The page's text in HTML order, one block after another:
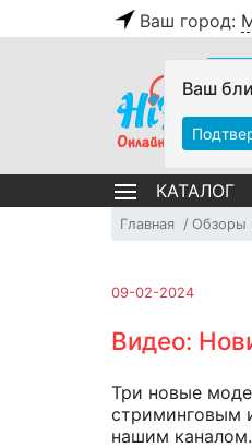
Ваш город:
Ваш
КАТАЛОГ
Главная Обзоры
09-02-2024
Видео:
Три новые
стриминговым
нашим каналом.